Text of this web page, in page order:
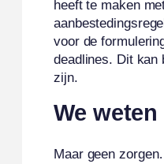
heeft te maken
voor de
deadlines. Dit kan
zijn.
We weten
Maar geen